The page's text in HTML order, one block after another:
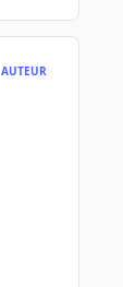
AUTEUR